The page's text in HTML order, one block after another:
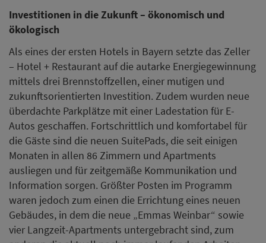
Investitionen in die Zukunft – ökonomisch und
ökologisch
Als eines der ersten Hotels in Bayern setzte das Zeller
– Hotel + Restaurant auf die autarke Energiegewinnung
mittels drei Brennstoffzellen, einer mutigen und
zukunftsorientierten Investition. Zudem wurden neue
überdachte Parkplätze mit einer Ladestation für E-
Autos geschaffen. Fortschrittlich und komfortabel für
die Gäste sind die neuen SuitePads, die seit einigen
Monaten in allen 86 Zimmern und Apartments
ausliegen und für zeitgemäße Kommunikation und
Information sorgen. Größter Posten im Programm
waren jedoch zum einen die Errichtung eines neuen
Gebäudes, in dem die neue „Emmas Weinbar“ sowie
vier Langzeit-Apartments untergebracht sind, zum